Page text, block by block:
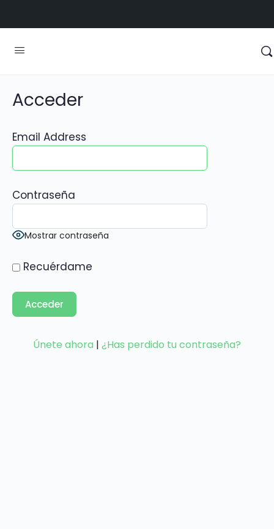
Acceder
Email Address
Contraseña
Mostrar contraseña
Recuérdame
Únete ahora | ¿Has perdido tu contraseña?